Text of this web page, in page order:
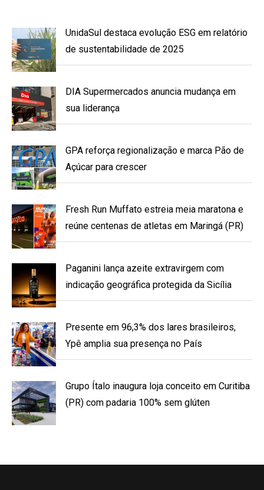
UnidaSul destaca evolução ESG em relatório
de sustentabilidade de 2025
DIA Supermercados anuncia mudança em
sua liderança
GPA reforça regionalização e marca Pão de
Açúcar para crescer
Fresh Run Muffato estreia meia maratona e
reúne centenas de atletas em Maringá (PR)
Paganini lança azeite extravirgem com
indicação geográfica protegida da Sicília
Presente em 96,3% dos lares brasileiros,
Ypê amplia sua presença no País
Grupo Ítalo inaugura loja conceito em Curitiba
(PR) com padaria 100% sem glúten